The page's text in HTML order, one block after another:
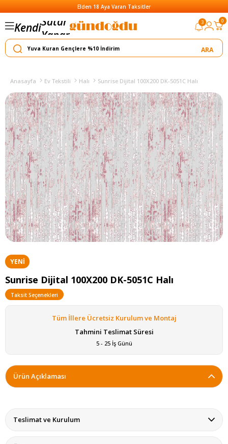
Elden 18 Aya Varan Taksitler
KendiYapar
Satar
3 0
Anasayfa Ev Tekstili Halı Sunrise Dijital 100X200 DK-5051C Halı
YENI
ÜRÜN
Sunrise Dijital 100X200 DK-5051C Halı
Taksit Seçenekleri
Tüm İllere Ücretsiz Kurulum ve Montaj
Tahmini Teslimat Süresi
5 - 25 İş Günü
Ürün Açıklaması
Teslimat ve Kurulum